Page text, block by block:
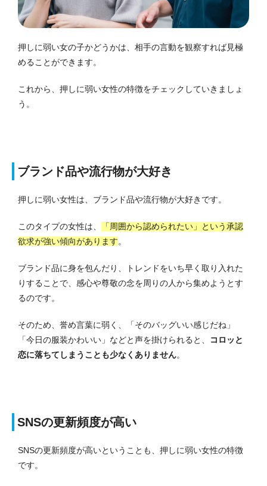
押しに弱い女の子かどうかは、相手の言動を観察すれば見極
めることができます。
これから、押しに弱い女性の特徴をチェックしていきましょ
う。
ブランド品や流行物が大好き
押しに弱い女性は、ブランド品や流行物が大好きです。
このタイプの女性は、
「周囲から認められたい」という承認
欲求が強い傾向があります。
ブランド品に身を包んだり、トレンドをいち早く取り入れた
りすることで、感心や尊敬の念を周りの人から集めようとす
るのです。
そのため、誉め言葉に弱く、「そのバッグいい感じだね」
「今日の服装かわいい」などと声を掛けられると、
コロッと
恋に落ちてしまうことも少なくありません。
SNSの更新頻度が高い
SNSの更新頻度が高いということも、押しに弱い女性の特徴
です。